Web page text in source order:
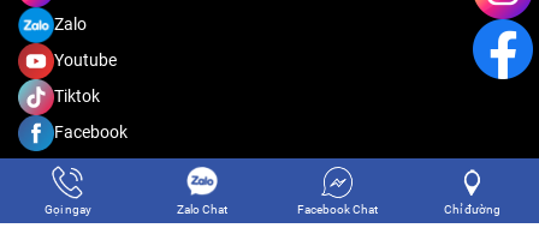
Zalo
Youtube
Tiktok
Facebook
CHÍNH SÁCH QUY ĐỊNH
Gọi ngay Zalo Chat Facebook Chat Chỉ đường